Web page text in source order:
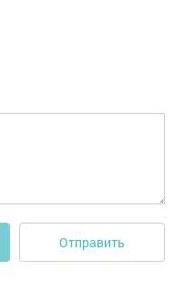
Отправить